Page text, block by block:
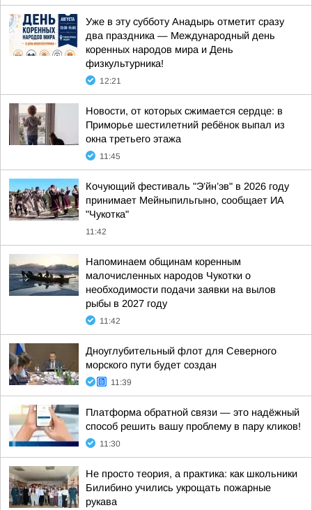
Уже в эту субботу Анадырь отметит сразу
два праздника — Международный день
коренных народов мира и День
физкультурника!
12:21
Новости, от которых сжимается сердце: в
Приморье шестилетний ребёнок выпал из
окна третьего этажа
11:45
Кочующий фестиваль "Э’йн’эв" в 2026 году
принимает Мейныпильгыно, сообщает ИА
"Чукотка"
11:42
Напоминаем общинам коренным
малочисленных народов Чукотки о
необходимости подачи заявки на вылов
рыбы в 2027 году
11:42
Дноуглубительный флот для Северного
морского пути будет создан
11:39
Платформа обратной связи — это надёжный
способ решить вашу проблему в пару кликов!
11:30
Не просто теория, а практика: как школьники
Билибино учились укрощать пожарные
рукава